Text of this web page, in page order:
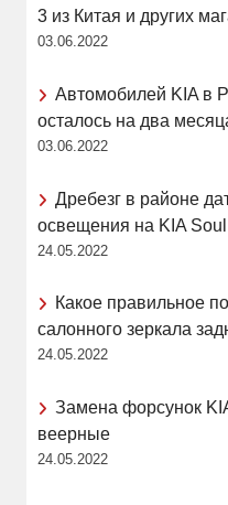
3 из Китая и других
03.06.2022
Автомобилей KIA в
осталось на два
03.06.2022
Дребезг в районе
освещения на KIA
24.05.2022
Какое правильное
салонного зеркала
24.05.2022
Замена форсунок
веерные
24.05.2022